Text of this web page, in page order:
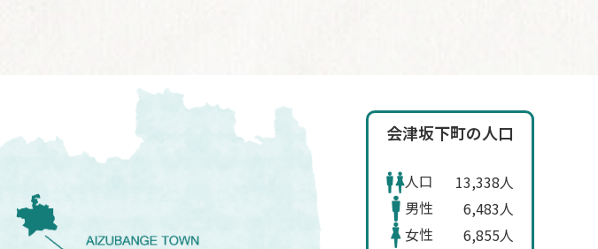
会津坂下町の人口
人口
13,338人
男性
6,483人
女性
6,855人